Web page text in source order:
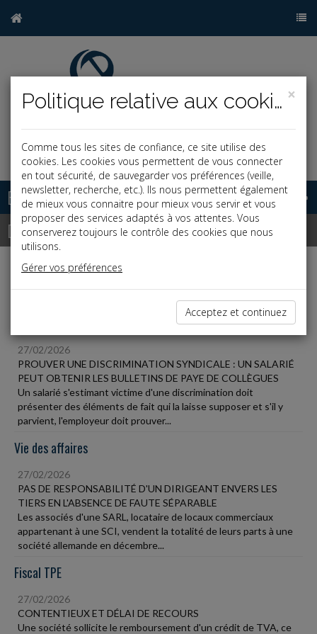
Base documentaire
Dépêches
Liste des dernières dépêches
27/02/2026
PROUVER UNE DISCRIMINATION SYNDICALE : UN SALARIÉ
PEUT OBTENIR LES BULLETINS DE PAYE DE COLLÈGUES
Un salarié s'estimant victime d'une discrimination doit
présenter des éléments de fait qui la laisse supposer et s'il y
parvient, l'employeur doit prouver...
Vie des affaires
27/02/2026
PAS DE RESPONSABILITÉ D'UN DIRIGEANT ENVERS LES
TIERS EN L'ABSENCE DE FAUTE SÉPARABLE
Les associés d'une SARL, locataire de locaux commerciaux
appartenant à une SCI, vendent la totalité de leurs parts à une
société allemande en décembre...
Fiscal TPE
27/02/2026
CONTENTIEUX ET DÉLAI DE RECOURS
Une société sollicite le remboursement d'un crédit de TVA, ce
×
Politique relative aux cookies
Comme tous les sites de confiance, ce site utilise des
cookies. Les cookies vous permettent de vous connecter
en tout sécurité, de sauvegarder vos préférences (veille,
newsletter, recherche, etc.). Ils nous permettent également
de mieux vous connaitre pour mieux vous servir et vous
proposer des services adaptés à vos attentes. Vous
conserverez toujours le contrôle des cookies que nous
utilisons.
Gérer vos préférences
Acceptez et continuez